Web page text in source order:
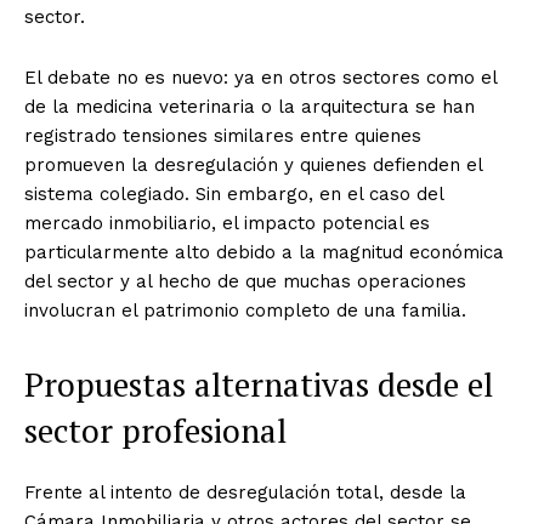
sector.
El debate no es nuevo: ya en otros sectores como el
de la medicina veterinaria o la arquitectura se han
registrado tensiones similares entre quienes
promueven la desregulación y quienes defienden el
sistema colegiado. Sin embargo, en el caso del
mercado inmobiliario, el impacto potencial es
particularmente alto debido a la magnitud económica
del sector y al hecho de que muchas operaciones
involucran el patrimonio completo de una familia.
Propuestas alternativas desde el
sector profesional
Frente al intento de desregulación total, desde la